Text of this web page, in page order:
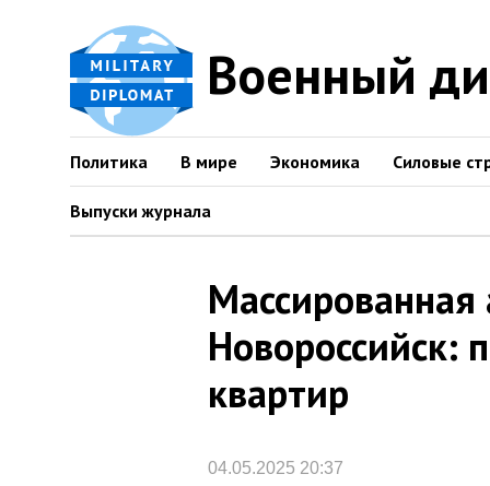
Военный
Политика В мире Экономика Силовые
Выпуски журнала
Массированная
Новороссийск:
квартир
04.05.2025 20:37